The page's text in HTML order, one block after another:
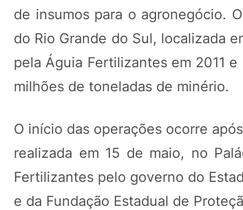
de insumos para o agronegócio.
do Rio Grande do Sul, localizada
pela Águia Fertilizantes em 2011
milhões de toneladas de minério.
O início das operações ocorre
realizada em 15 de maio, no
Fertilizantes pelo governo do
e da Fundação Estadual de